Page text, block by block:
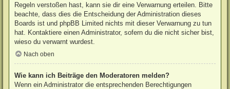
Regeln verstoßen hast, kann sie dir eine Verwarnung erteilen. Bitte
beachte, dass dies die Entscheidung der Administration dieses
Boards ist und phpBB Limited nichts mit dieser Verwarnung zu tun
hat. Kontaktiere einen Administrator, sofern du die nicht sicher bist,
wieso du verwarnt wurdest.
Nach oben
Wie kann ich Beiträge den Moderatoren melden?
Wenn ein Administrator die entsprechenden Berechtigungen